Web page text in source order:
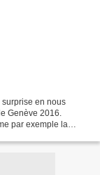
en nous
Genève 2016.
par exemple la